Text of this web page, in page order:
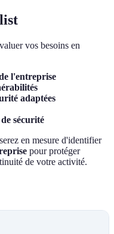
vos besoins en
l'entreprise
adaptées
sécurité
en mesure d'identifier
pour protéger
de votre activité.